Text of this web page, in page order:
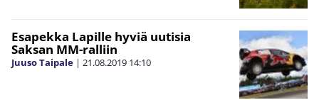
Esapekka Lapille hyviä uutisia
Saksan MM-ralliin
Juuso Taipale | 21.08.2019 14:10